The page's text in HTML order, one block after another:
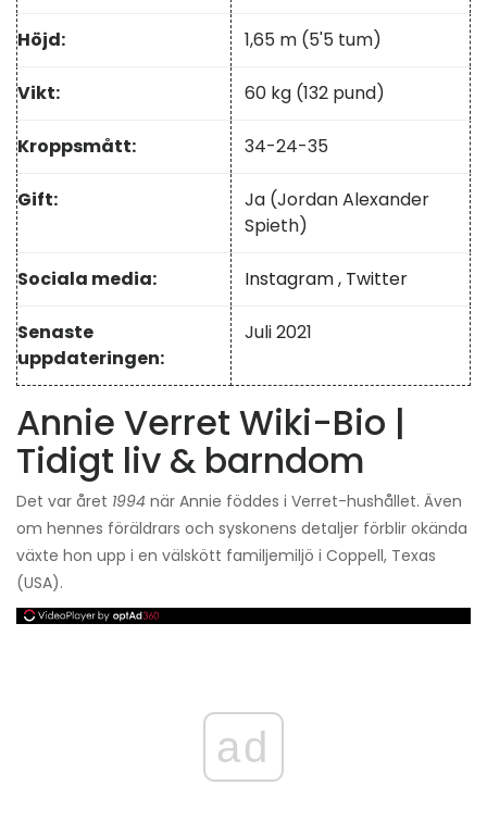
Höjd: 1,65 m (5'5 tum)
Vikt: 60 kg (132 pund)
Kroppsmått: 34-24-35
Gift:
Ja (Jordan Alexander
Spieth)
Sociala media: Instagram, Twitter
Senaste
uppdateringen:
Juli 2021
Annie Verret Wiki-Bio |
Tidigt liv & barndom
Det var året 1994 när Annie föddes i Verret-hushållet. Även
om hennes föräldrars och syskonens detaljer förblir okända
växte hon upp i en välskött familjemiljö i Coppell, Texas
(USA).
ad